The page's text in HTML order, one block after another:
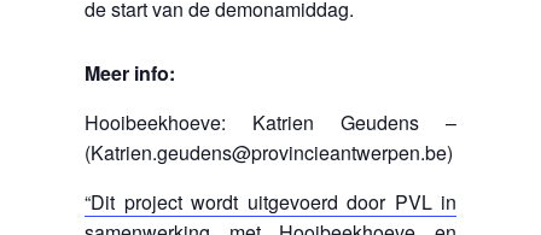
de start van de demonamiddag.
Meer info:
Hooibeekhoeve: Katrien Geudens –
(Katrien.geudens@provincieantwerpen.be)
“Dit project wordt uitgevoerd door PVL in